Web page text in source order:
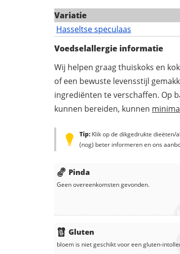
Variatie
Hasseltse speculaas
Voedselallergie informatie
Wij helpen graag thuiskoks en
of een bewuste levensstijl
ingrediënten te verschaffen. Op
kunnen bereiden, kunnen
Tip: Klik op de dikgedrukte dieëten/
(nog) beter informeren en ons
Pinda
Geen overeenkomsten gevonden.
Gluten
bloem is niet geschikt voor een gluten-